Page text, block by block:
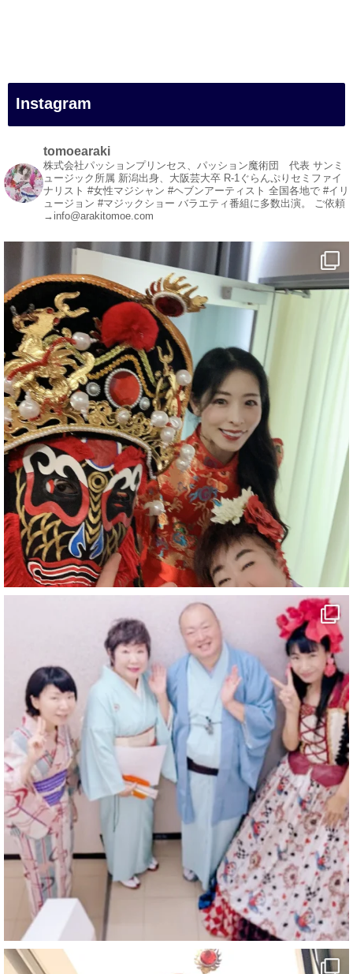
#白浜町
#変面ショー
#イベント
#宴会
#余興
1 3 X
マジシャン派遣 パッションプリンセス【公式】
@comedy_illusion · 7 8月
お疲れ様です
ブログ更新しました
「マジシャン和歌山旅 白浜町・円月島」
#企業公式がお疲れ様を言い合う
#旅行好きな人と繋がりたい
#一人旅
#女性マジシャン
#出張マジック
#マジシャン派遣
#イリュージョン
#和歌山県
#白浜町
#変面ショー
#イベント
#宴会
1 10
マジシャン派遣 パッションプリンセス【公式】
@comedy_illusion 7 8月
お疲れ様です
YouTubeを更新しました
https://youtu.be/9sHKhUQBmUE
@YouTube
#企業公式がお疲れ様を言い合う
#チャンネル登録おねがいします
#愛媛県
#新居浜市
#マイントピア別子
#泉寿亭
#有形文化財
#四国
#愛媛観光
Instagram
tomoearaki
株式会社パッションプリンセス、パッション魔術団 代表 サンミ
ュージック所属 新潟出身、大阪芸大卒 R-1ぐらんぷりセミファイ
ナリスト #女性マジシャン #ヘブンアーティスト 全国各地で #イリ
ュージョン #マジックショー バラエティ番組に多数出演。 ご依頼
→info@arakitomoe.com